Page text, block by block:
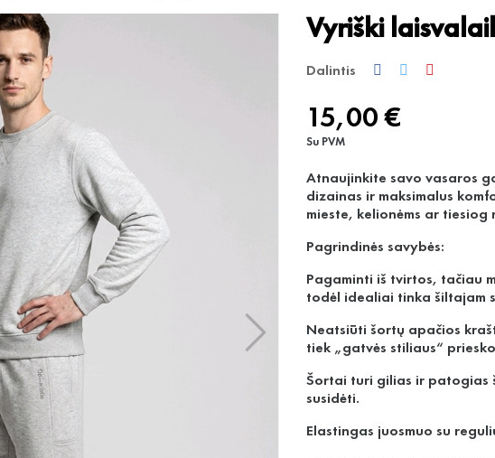
Vyriški
Dalintis
15,00 €
Su PVM
Atnaujinkite savo vasaros
dizainas ir maksimalus
mieste, kelionėms ar tiesiog
Pagrindinės savybės:
Pagaminti iš tvirtos, tačiau
todėl idealiai tinka šiltajam
Neatsiūti šortų apačios
tiek „gatvės stiliaus“
Šortai turi gilias ir patogias
susidėti.
Elastingas juosmuo su